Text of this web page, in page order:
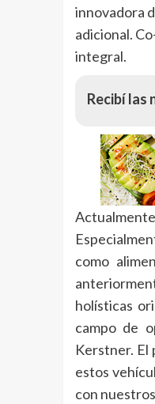
innovadora
adicional.
integral.
Recibí las
como
holísticas
campo de
Kerstner. El
estos
con